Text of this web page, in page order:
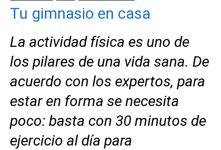
Tu gimnasio en casa
La actividad física es uno de
los pilares de una vida sana. De
acuerdo con los expertos, para
estar en forma se necesita
poco: basta con 30 minutos de
ejercicio al día para